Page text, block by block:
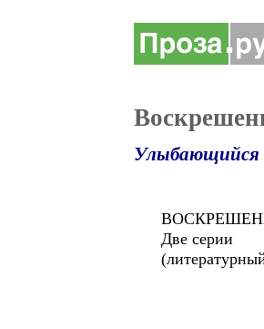
Улыбающийся
Две серии